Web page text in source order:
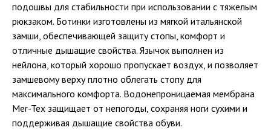
подошвы для стабильности при использовании с тяжелым
рюкзаком. Ботинки изготовлены из мягкой итальянской
замши, обеспечивающей защиту стопы, комфорт и
отличные дышащие свойства. Язычок выполнен из
нейлона, который хорошо пропускает воздух, и позволяет
замшевому верху плотно облегать стопу для
максимального комфорта. Водонепроницаемая мембрана
Mer-Tex защищает от непогоды, сохраняя ноги сухими и
поддерживая дышащие свойства обуви.